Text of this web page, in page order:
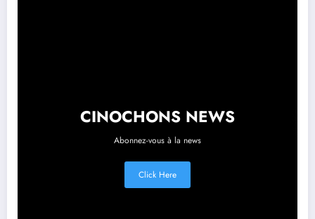
CINOCHONS NEWS
Abonnez-vous à la news
Click Here